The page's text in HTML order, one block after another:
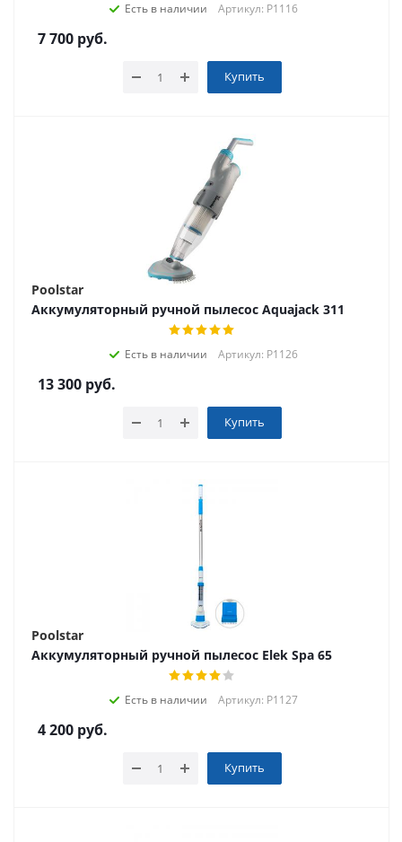
Есть в наличии Артикул: P1116
7 700 руб.
Купить
Poolstar
Аккумуляторный ручной пылесос Aquajack 311
Есть в наличии Артикул: P1126
13 300 руб.
Купить
Poolstar
Аккумуляторный ручной пылесос Elek Spa 65
Есть в наличии Артикул: P1127
4 200 руб.
Купить